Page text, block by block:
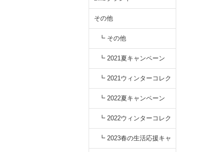
その他
┗ その他
┗ 2021夏キャンペーン
┗ 2021ウィンターコレク
ション
┗ 2022夏キャンペーン
┗ 2022ウィンターコレク
ション
┗ 2023春の生活応援キャ